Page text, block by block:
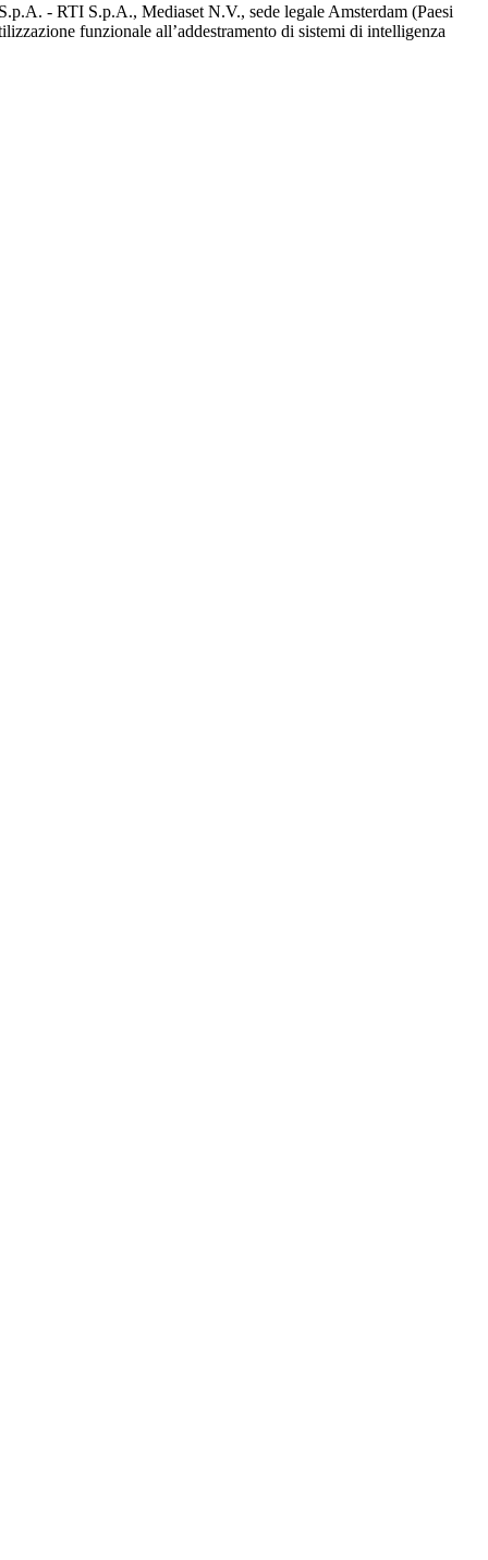
- RTI S.p.A., Mediaset N.V., sede legale Amsterdam (Paesi
funzionale all’addestramento di sistemi di intelligenza